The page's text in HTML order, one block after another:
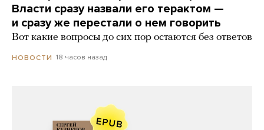
Власти сразу назвали его терактом —
и сразу же перестали о нем говорить
Вот какие вопросы до сих пор остаются без ответов
НОВОСТИ 18 часов назад